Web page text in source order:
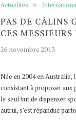
Actualités
PAS DE CÂLINS
CES MESSIEURS
26 novembre 2013
Née en 2004 en Australie,
consistant à proposer aux
le seul but de dispenser
autrui, s’est répandue